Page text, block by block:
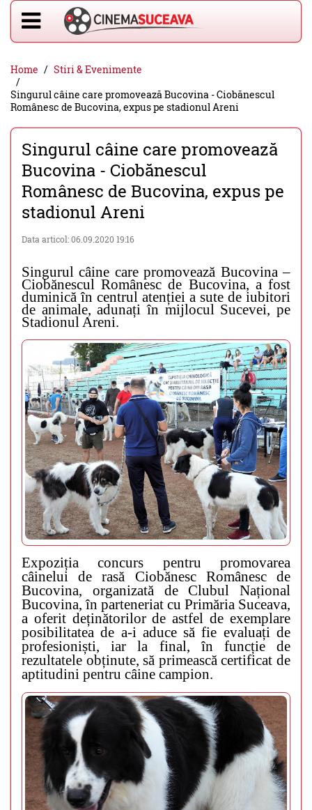
Home
Stiri & Evenimente
Singurul câine care promovează Bucovina - Ciobănescul
Românesc de Bucovina, expus pe stadionul Areni
Singurul câine care promovează
Bucovina - Ciobănescul
Românesc de Bucovina, expus pe
stadionul Areni
Data articol: 06.09.2020 19:16
Singurul câine care promovează Bucovina –
Ciobănescul Românesc de Bucovina, a fost
duminică în centrul atenției a sute de iubitori
de animale, adunați în mijlocul Sucevei, pe
Stadionul Areni.
Expoziția concurs pentru promovarea
câinelui de rasă Ciobănesc Românesc de
Bucovina, organizată de Clubul Național
Bucovina, în parteneriat cu Primăria Suceava,
a oferit deținătorilor de astfel de exemplare
posibilitatea de a-i aduce să fie evaluați de
profesioniști, iar la final, în funcție de
rezultatele obținute, să primească certificat de
aptitudini pentru câine campion.